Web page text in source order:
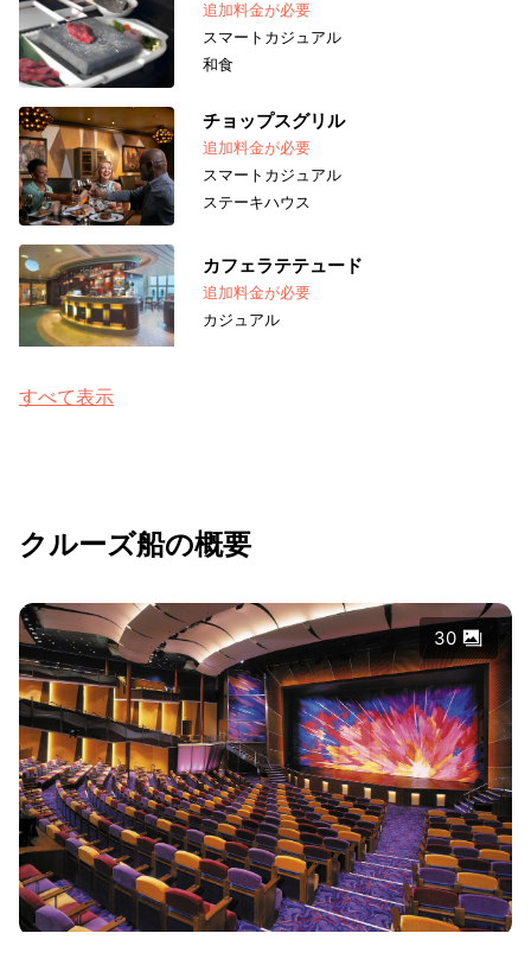
追加料金が必要
スマートカジュアル
和食
チョップスグリル
追加料金が必要
スマートカジュアル
ステーキハウス
カフェラテテュード
追加料金が必要
カジュアル
すべて表示
クルーズ船の概要
30